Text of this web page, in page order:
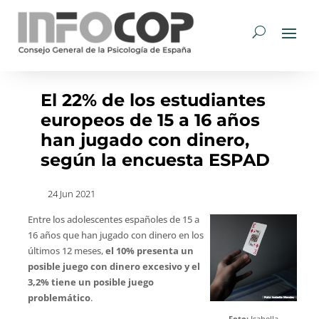
El 22% de los estudiantes
europeos de 15 a 16 años
han jugado con dinero,
según la encuesta ESPAD
24 Jun 2021
Entre los adolescentes españoles de 15 a
16 años que han jugado con dinero en los
últimos 12 meses,el 10% presenta un
posible juego con dinero excesivo y el
3,2% tiene un posible juego
problemático.